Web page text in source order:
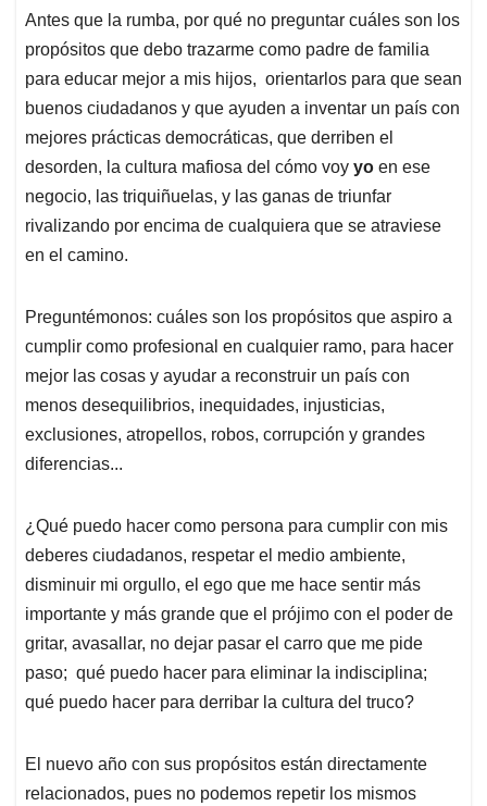
Antes que la rumba, por qué no preguntar cuáles son los
propósitos que debo trazarme como padre de familia
para educar mejor a mis hijos, orientarlos para que sean
buenos ciudadanos y que ayuden a inventar un país con
mejores prácticas democráticas, que derriben el
desorden, la cultura mafiosa del cómo voy yo en ese
negocio, las triquiñuelas, y las ganas de triunfar
rivalizando por encima de cualquiera que se atraviese
en el camino.
Preguntémonos: cuáles son los propósitos que aspiro a
cumplir como profesional en cualquier ramo, para hacer
mejor las cosas y ayudar a reconstruir un país con
menos desequilibrios, inequidades, injusticias,
exclusiones, atropellos, robos, corrupción y grandes
diferencias...
¿Qué puedo hacer como persona para cumplir con mis
deberes ciudadanos, respetar el medio ambiente,
disminuir mi orgullo, el ego que me hace sentir más
importante y más grande que el prójimo con el poder de
gritar, avasallar, no dejar pasar el carro que me pide
paso; qué puedo hacer para eliminar la indisciplina;
qué puedo hacer para derribar la cultura del truco?
El nuevo año con sus propósitos están directamente
relacionados, pues no podemos repetir los mismos